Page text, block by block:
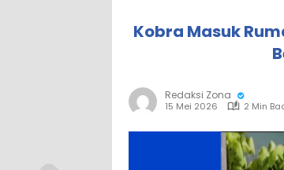
Kobra Masuk
Redaksi Zona
15 Mei 2026 2 Min